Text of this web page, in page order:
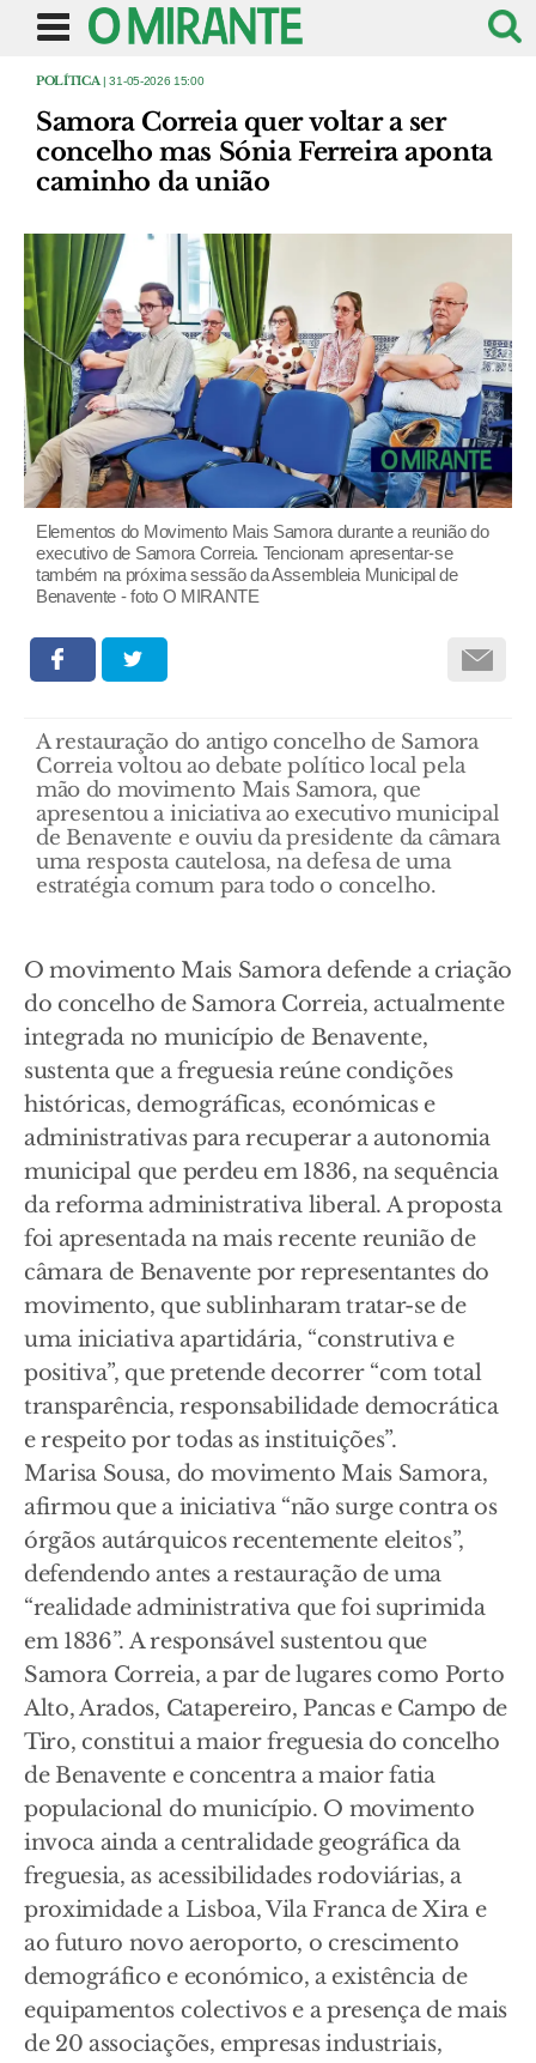
POLÍTICA | 31-05-2026 15:00
Samora Correia quer voltar a ser
concelho mas Sónia Ferreira aponta
caminho da união
Elementos do Movimento Mais Samora durante a reunião do
executivo de Samora Correia. Tencionam apresentar-se
também na próxima sessão da Assembleia Municipal de
Benavente - foto O MIRANTE
A restauração do antigo concelho de Samora
Correia voltou ao debate político local pela
mão do movimento Mais Samora, que
apresentou a iniciativa ao executivo municipal
de Benavente e ouviu da presidente da câmara
uma resposta cautelosa, na defesa de uma
estratégia comum para todo o concelho.
O movimento Mais Samora defende a criação
do concelho de Samora Correia, actualmente
integrada no município de Benavente,
sustenta que a freguesia reúne condições
históricas, demográficas, económicas e
administrativas para recuperar a autonomia
municipal que perdeu em 1836, na sequência
da reforma administrativa liberal. A proposta
foi apresentada na mais recente reunião de
câmara de Benavente por representantes do
movimento, que sublinharam tratar-se de
uma iniciativa apartidária, “construtiva e
positiva”, que pretende decorrer “com total
transparência, responsabilidade democrática
e respeito por todas as instituições”.
Marisa Sousa, do movimento Mais Samora,
afirmou que a iniciativa “não surge contra os
órgãos autárquicos recentemente eleitos”,
defendendo antes a restauração de uma
“realidade administrativa que foi suprimida
em 1836”. A responsável sustentou que
Samora Correia, a par de lugares como Porto
Alto, Arados, Catapereiro, Pancas e Campo de
Tiro, constitui a maior freguesia do concelho
de Benavente e concentra a maior fatia
populacional do município. O movimento
invoca ainda a centralidade geográfica da
freguesia, as acessibilidades rodoviárias, a
proximidade a Lisboa, Vila Franca de Xira e
ao futuro novo aeroporto, o crescimento
demográfico e económico, a existência de
equipamentos colectivos e a presença de mais
de 20 associações, empresas industriais,